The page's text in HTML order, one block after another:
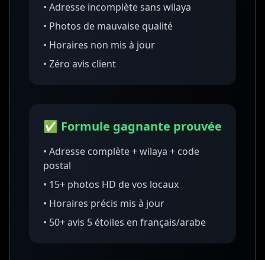
• Adresse incomplète sans wilaya
• Photos de mauvaise qualité
• Horaires non mis à jour
• Zéro avis client
✅ Formule gagnante prouvée
• Adresse complète + wilaya + code
postal
• 15+ photos HD de vos locaux
• Horaires précis mis à jour
• 50+ avis 5 étoiles en français/arabe